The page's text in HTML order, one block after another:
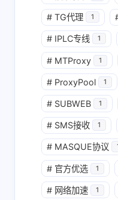
互动
# TG代理 1
# IPLC专线 1
# MTProxy 1
# ProxyPool 1
# SUBWEB 1
# SMS接收 1
# MASQUE协议
# 官方优选 1
# 网络加速 1